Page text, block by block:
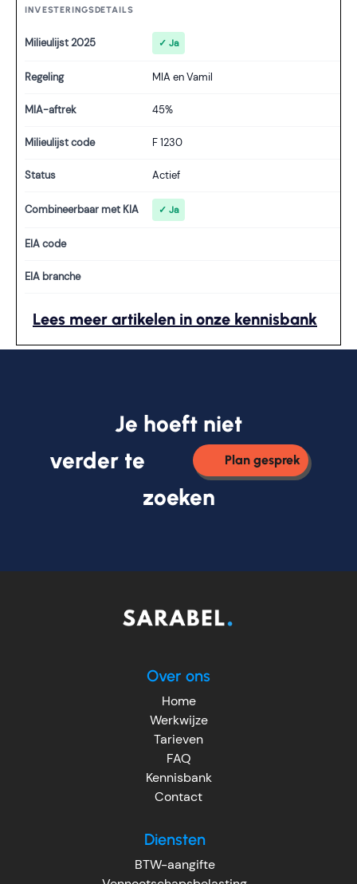
INVESTERINGSDETAILS
Milieulijst 2025 ✓ Ja
Regeling MIA en Vamil
MIA-aftrek 45%
Milieulijst code F 1230
Status Actief
Combineerbaar met KIA ✓ Ja
EIA code
EIA branche
Lees meer artikelen in onze kennisbank
Je hoeft niet
verder te
Plan gesprek
zoeken
Over ons
Home
Werkwijze
Tarieven
FAQ
Kennisbank
Contact
Diensten
BTW-aangifte